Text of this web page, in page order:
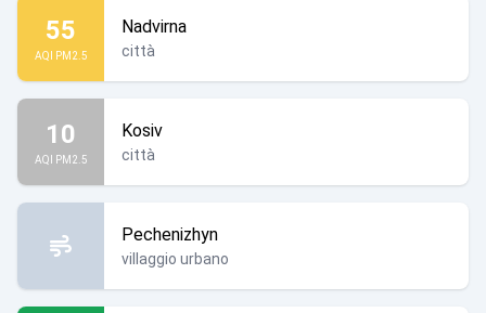
55
AQI PM2.5
Nadvirna
città
10
AQI PM2.5
Kosiv
città
Pechenizhyn
villaggio urbano